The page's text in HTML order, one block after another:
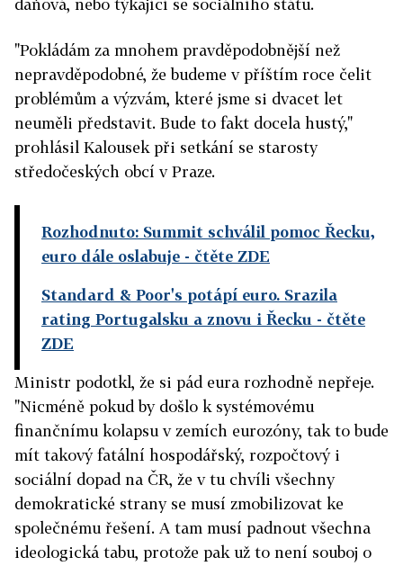
daňová, nebo týkající se sociálního státu.
"Pokládám za mnohem pravděpodobnější než
nepravděpodobné, že budeme v příštím roce čelit
problémům a výzvám, které jsme si dvacet let
neuměli představit. Bude to fakt docela hustý,"
prohlásil Kalousek při setkání se starosty
středočeských obcí v Praze.
Rozhodnuto: Summit schválil pomoc Řecku,
euro dále oslabuje - čtěte ZDE
Standard & Poor's potápí euro. Srazila
rating Portugalsku a znovu i Řecku - čtěte
ZDE
Ministr podotkl, že si pád eura rozhodně nepřeje.
"Nicméně pokud by došlo k systémovému
finančnímu kolapsu v zemích eurozóny, tak to bude
mít takový fatální hospodářský, rozpočtový i
sociální dopad na ČR, že v tu chvíli všechny
demokratické strany se musí zmobilizovat ke
společnému řešení. A tam musí padnout všechna
ideologická tabu, protože pak už to není souboj o